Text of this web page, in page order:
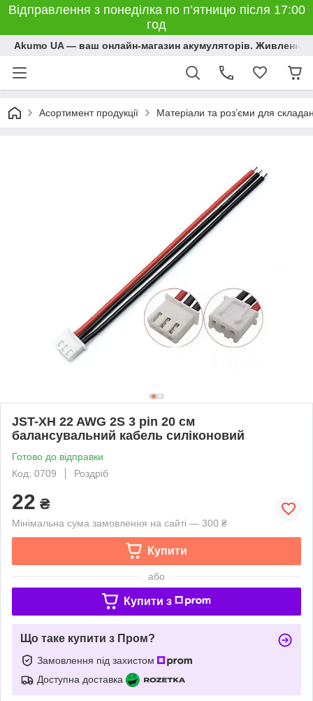
Відправлення з понеділка по п’ятницю після 17:00
год
Akumo UA — ваш онлайн-магазин акумуляторів. Живлення,
Асортимент продукції Матеріали та розʼєми для
JST-XH 22 AWG 2S 3 pin 20 см
балансувальний кабель силіконовий
Готово до відправки
Код: 0709
Роздріб
22 ₴
Мінімальна сума замовлення на сайті — 300 ₴
Купити
або
Купити з
Що таке купити з Пром?
Замовлення під захистом
Доступна доставка